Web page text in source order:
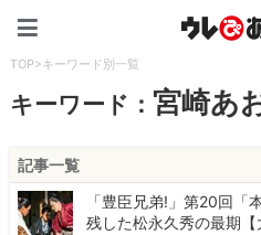
TOP>キーワード別一覧
キーワード： 宮崎あ
記事一覧
「豊臣兄弟!」第20回「
残した松永久秀の最期【